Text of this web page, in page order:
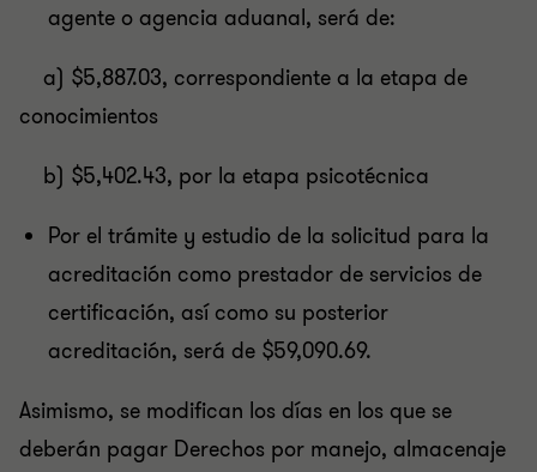
agente o agencia aduanal, será de:
a) $5,887.03, correspondiente a la etapa de
conocimientos
b) $5,402.43, por la etapa psicotécnica
Por el trámite y estudio de la solicitud para la
acreditación como prestador de servicios de
certificación, así como su posterior
acreditación, será de $59,090.69.
Asimismo, se modifican los días en los que se
deberán pagar Derechos por manejo, almacenaje